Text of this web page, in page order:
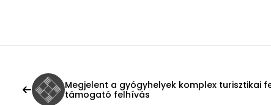
Megjelent a gyógyhelyek komplex turisztikai
támogató felhívás